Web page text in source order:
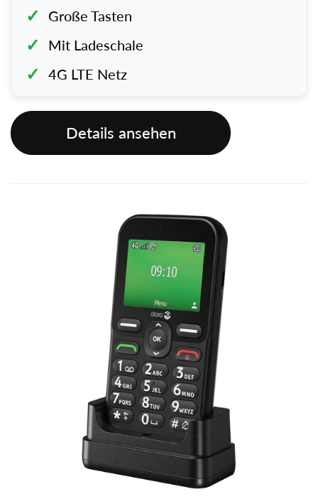
Große Tasten
Mit Ladeschale
4G LTE Netz
Details ansehen